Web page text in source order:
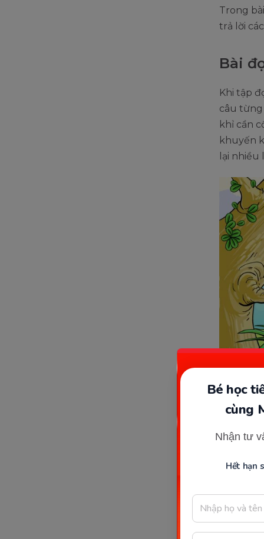
Bé học
cùng
Nhận tư
Hết hạn
Trong
trả lời
Bài
Khi tập
câu
khỉ cần
khuyến
lại
Dưới đây
1. Một
nghe